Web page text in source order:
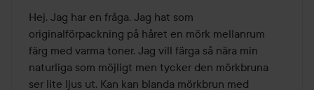
Hej. Jag har en fråga. Jag hat som
originalförpackning på håret en mörk mellanrum
färg med varma toner. Jag vill färga så nära min
naturliga som möjligt men tycker den mörkbruna
ser lite ljus ut. Kan kan blanda mörkbrun med